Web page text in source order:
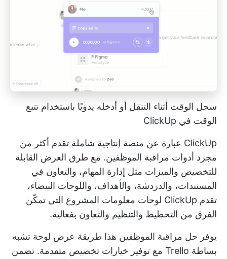
سجل الوقت أثناء التنقل أو أدخله يدويًا باستخدام تتبع
الوقت في ClickUp
ClickUp عبارة عن منصة إنتاجية شاملة تقدم أكثر من
مجرد أدوات مراقبة الموظفين. مع طرق العرض القابلة
للتخصيص والميزات مثل إدارة المهام، والتعاون في
المستندات، والدردشة، والأهداف، واللوحات البيضاء،
تقدم ClickUp
لوحات معلومات المشروع التي تمكّن
الفرق من التخطيط والتنظيم والتعاون بفعالية.
يوفر حل مراقبة الموظفين هذا طريقة عرض لوحة تشبه
بساطة Trello مع توفير خيارات تخصيص متقدمة. تضمن